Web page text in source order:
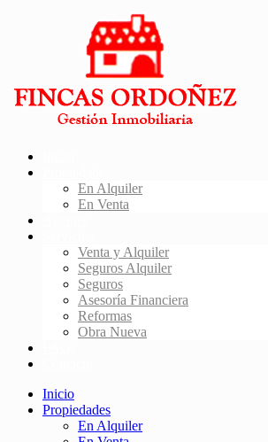
En Alquiler
En Venta
Venta y Alquiler
Seguros Alquiler
Seguros
Asesoría Financiera
Reformas
Obra Nueva
Inicio
Propiedades
En Alquiler